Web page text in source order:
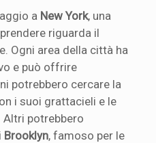
a New York, una
riguarda il
Ogni area della città ha
e può offrire
potrebbero cercare la
i suoi grattacieli e le
potrebbero
Brooklyn, famoso per le